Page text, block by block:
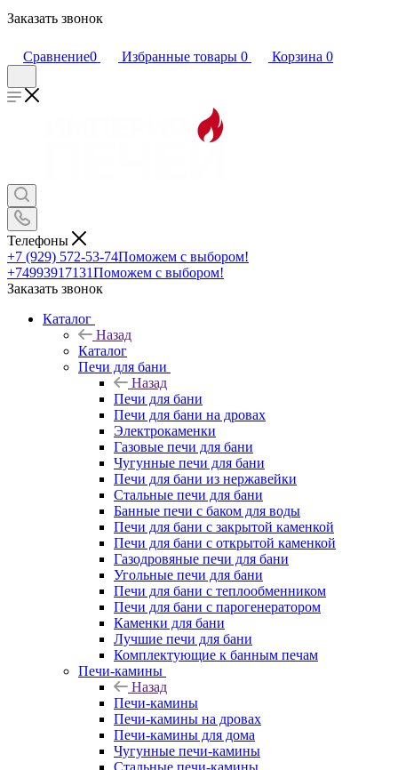
Заказать звонок
Сравнение0 Избранные товары 0 Корзина 0
Телефоны
+7 (929) 572-53-74Поможем с выбором!
+74993917131Поможем с выбором!
Заказать звонок
Каталог
Назад
Каталог
Печи для бани
Назад
Печи для бани
Печи для бани на дровах
Электрокаменки
Газовые печи для бани
Чугунные печи для бани
Печи для бани из нержавейки
Стальные печи для бани
Банные печи с баком для воды
Печи для бани с закрытой каменкой
Печи для бани с открытой каменкой
Газодровяные печи для бани
Угольные печи для бани
Печи для бани с теплообменником
Печи для бани с парогенератором
Каменки для бани
Лучшие печи для бани
Комплектующие к банным печам
Печи-камины
Назад
Печи-камины
Печи-камины на дровах
Печи-камины для дома
Чугунные печи-камины
Стальные печи-камины